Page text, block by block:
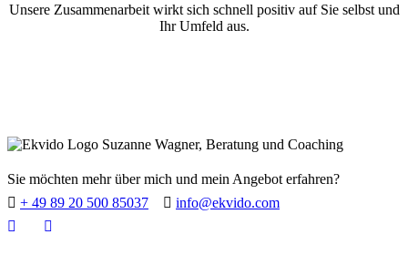
Unsere Zusammenarbeit wirkt sich schnell positiv auf Sie selbst und
Ihr Umfeld aus.
Sie möchten mehr über mich und mein Angebot erfahren?
+ 49 89 20 500 85037
info@ekvido.com